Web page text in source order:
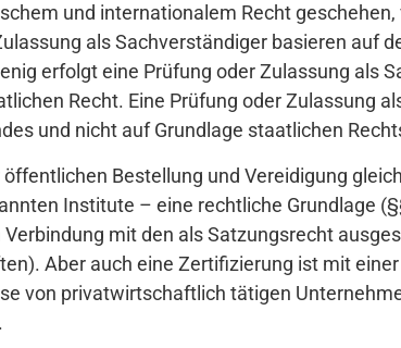
und internationalem Recht
als Sachverständiger basieren auf
erfolgt eine Prüfung oder Zulassung als
Recht. Eine Prüfung oder Zulassung
und nicht auf Grundlage staatlichen
Bestellung und Vereidigung
Institute – eine rechtliche Grundlage
mit den als Satzungsrecht
Aber auch eine Zertifizierung ist mit
von privatwirtschaftlich tätigen